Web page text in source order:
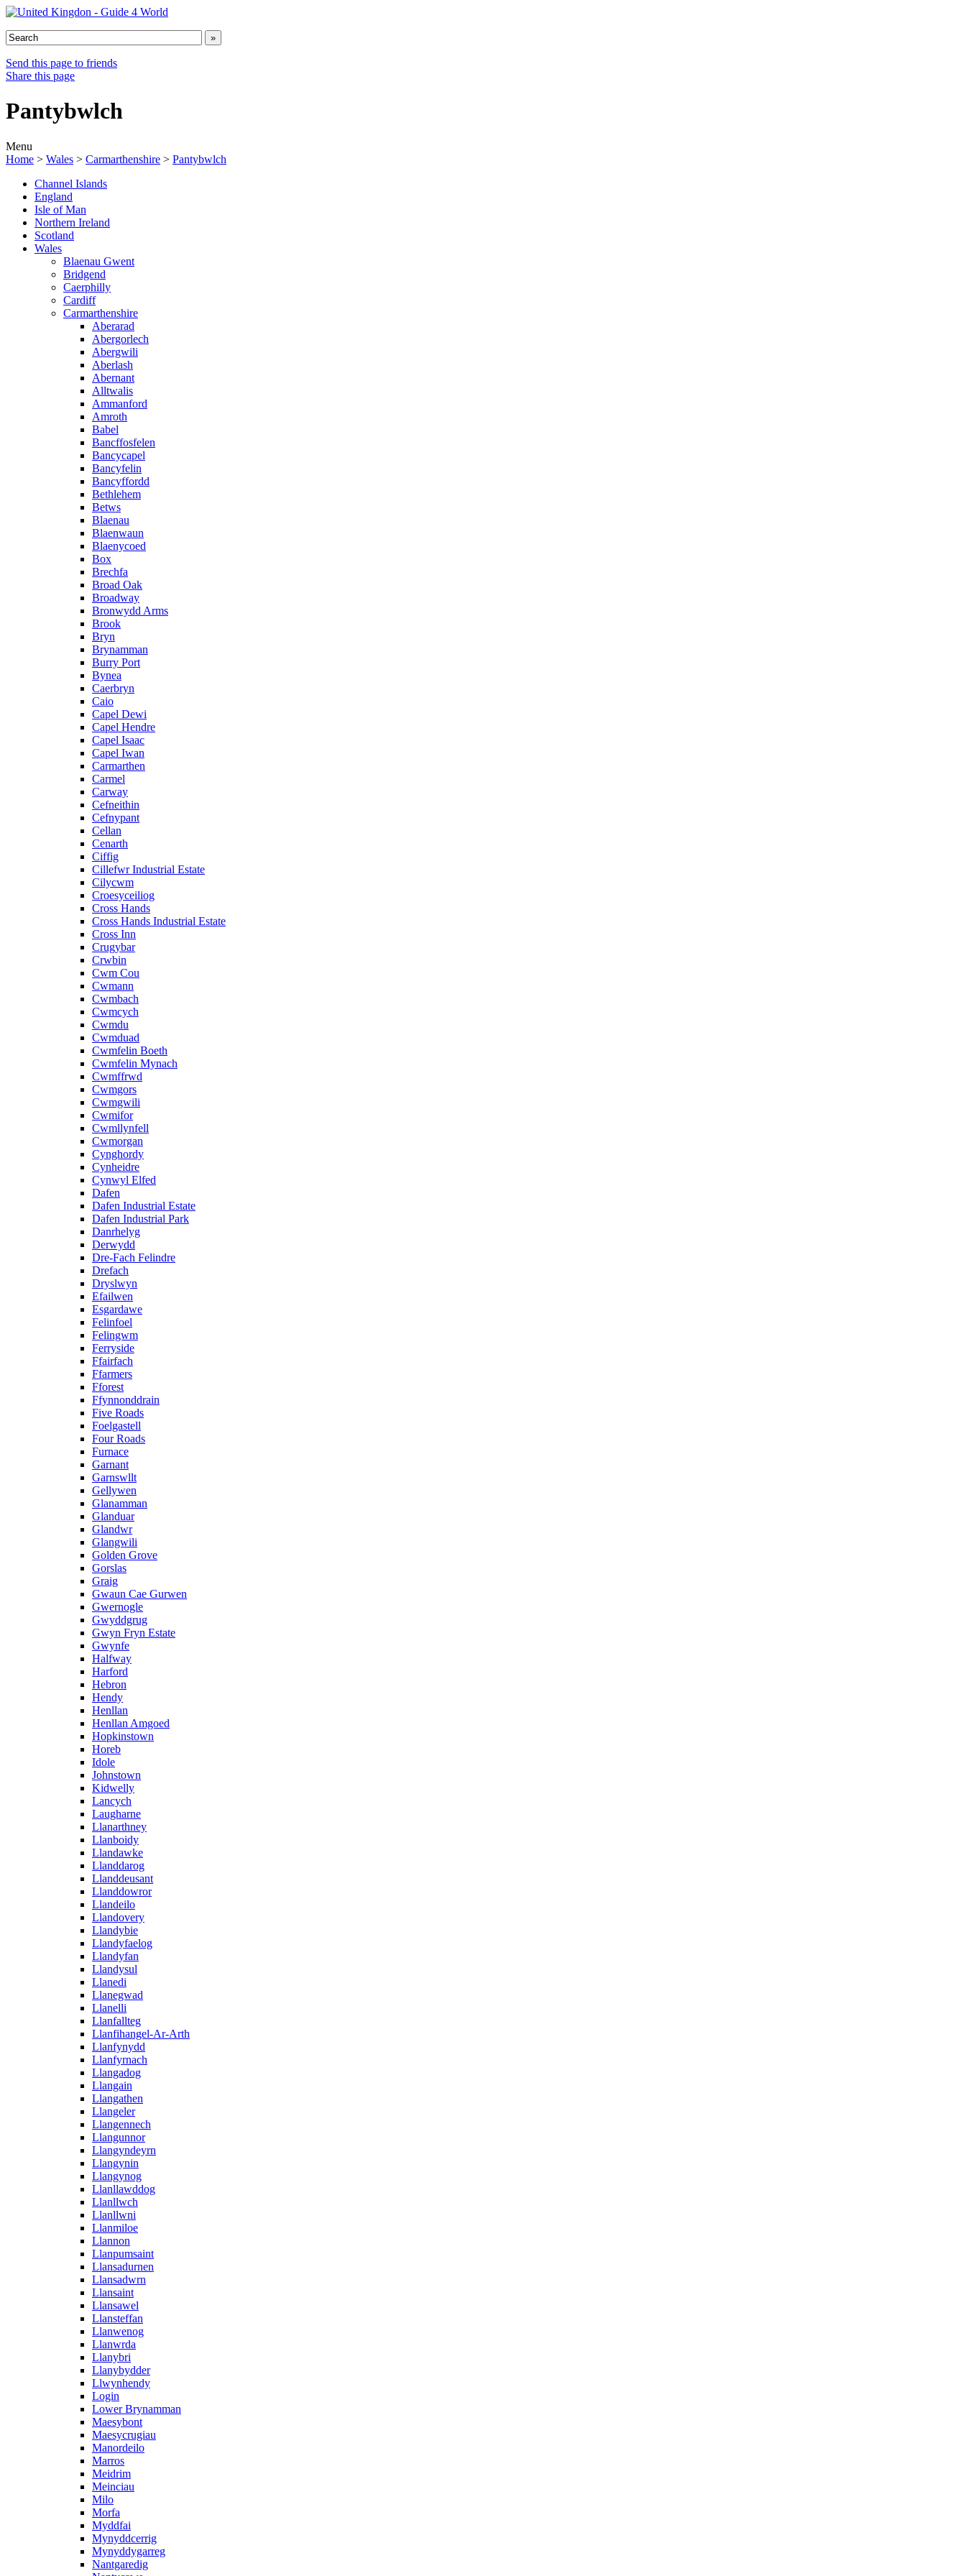
Send this page to friends
Share this page
Pantybwlch
Menu
Home > Wales > Carmarthenshire > Pantybwlch
Channel Islands
England
Isle of Man
Northern Ireland
Scotland
Wales
Blaenau Gwent
Bridgend
Caerphilly
Cardiff
Carmarthenshire
Aberarad
Abergorlech
Abergwili
Aberlash
Abernant
Alltwalis
Ammanford
Amroth
Babel
Bancffosfelen
Bancycapel
Bancyfelin
Bancyffordd
Bethlehem
Betws
Blaenau
Blaenwaun
Blaenycoed
Box
Brechfa
Broad Oak
Broadway
Bronwydd Arms
Brook
Bryn
Brynamman
Burry Port
Bynea
Caerbryn
Caio
Capel Dewi
Capel Hendre
Capel Isaac
Capel Iwan
Carmarthen
Carmel
Carway
Cefneithin
Cefnypant
Cellan
Cenarth
Ciffig
Cillefwr Industrial Estate
Cilycwm
Croesyceiliog
Cross Hands
Cross Hands Industrial Estate
Cross Inn
Crugybar
Crwbin
Cwm Cou
Cwmann
Cwmbach
Cwmcych
Cwmdu
Cwmduad
Cwmfelin Boeth
Cwmfelin Mynach
Cwmffrwd
Cwmgors
Cwmgwili
Cwmifor
Cwmllynfell
Cwmorgan
Cynghordy
Cynheidre
Cynwyl Elfed
Dafen
Dafen Industrial Estate
Dafen Industrial Park
Danrhelyg
Derwydd
Dre-Fach Felindre
Drefach
Dryslwyn
Efailwen
Esgardawe
Felinfoel
Felingwm
Ferryside
Ffairfach
Ffarmers
Fforest
Ffynnonddrain
Five Roads
Foelgastell
Four Roads
Furnace
Garnant
Garnswllt
Gellywen
Glanamman
Glanduar
Glandwr
Glangwili
Golden Grove
Gorslas
Graig
Gwaun Cae Gurwen
Gwernogle
Gwyddgrug
Gwyn Fryn Estate
Gwynfe
Halfway
Harford
Hebron
Hendy
Henllan
Henllan Amgoed
Hopkinstown
Horeb
Idole
Johnstown
Kidwelly
Lancych
Laugharne
Llanarthney
Llanboidy
Llandawke
Llanddarog
Llanddeusant
Llanddowror
Llandeilo
Llandovery
Llandybie
Llandyfaelog
Llandyfan
Llandysul
Llanedi
Llanegwad
Llanelli
Llanfallteg
Llanfihangel-Ar-Arth
Llanfynydd
Llanfyrnach
Llangadog
Llangain
Llangathen
Llangeler
Llangennech
Llangunnor
Llangyndeyrn
Llangynin
Llangynog
Llanllawddog
Llanllwch
Llanllwni
Llanmiloe
Llannon
Llanpumsaint
Llansadurnen
Llansadwrn
Llansaint
Llansawel
Llansteffan
Llanwenog
Llanwrda
Llanybri
Llanybydder
Llwynhendy
Login
Lower Brynamman
Maesybont
Maesycrugiau
Manordeilo
Marros
Meidrim
Meinciau
Milo
Morfa
Myddfai
Mynyddcerrig
Mynyddygarreg
Nantgaredig